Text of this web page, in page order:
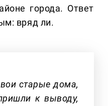
города. Ответ
вряд ли.
старые дома,
к выводу,